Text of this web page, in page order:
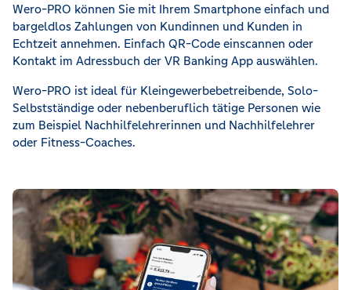
Wero-PRO können Sie mit Ihrem Smartphone einfach und
bargeldlos Zahlungen von Kundinnen und Kunden in
Echtzeit annehmen. Einfach QR-Code einscannen oder
Kontakt im Adressbuch der VR Banking App auswählen.
Wero-PRO ist ideal für Kleingewerbebetreibende, Solo-
Selbstständige oder nebenberuflich tätige Personen wie
zum Beispiel Nachhilfelehrerinnen und Nachhilfelehrer
oder Fitness-Coaches.